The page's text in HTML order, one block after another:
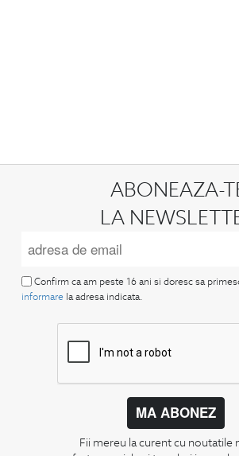
ABONEAZA-
LA
Confirm ca am peste 16 ani si doresc sa
informare la adresa indicata.
MA ABONEZ
Fii mereu la curent cu noutatile